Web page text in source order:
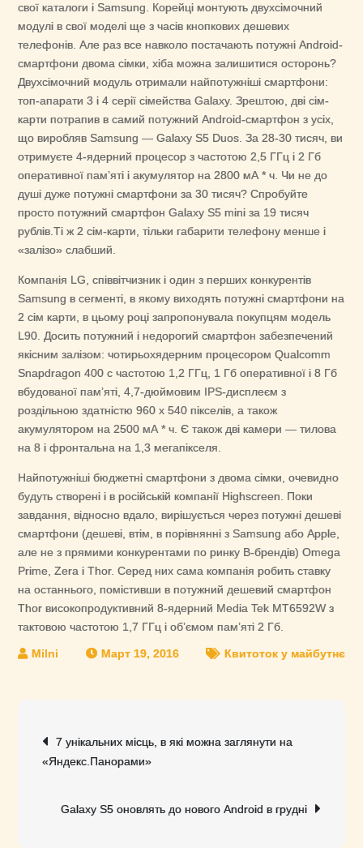
свої каталоги і Samsung. Корейці монтують двухсімочний
модулі в свої моделі ще з часів кнопкових дешевих
телефонів. Але раз все навколо постачають потужні Android-
смартфони двома сімки, хіба можна залишитися осторонь?
Двухсімочний модуль отримали найпотужніші смартфони:
топ-апарати 3 і 4 серії сімейства Galaxy. Зрештою, дві сім-
карти потрапив в самий потужний Android-смартфон з усіх,
що виробляв Samsung — Galaxy S5 Duos. За 28-30 тисяч, ви
отримуєте 4-ядерний процесор з частотою 2,5 ГГц і 2 Гб
оперативної пам’яті і акумулятор на 2800 мА * ч. Чи не до
душі дуже потужні смартфони за 30 тисяч? Спробуйте
просто потужний смартфон Galaxy S5 mini за 19 тисяч
рублів.Ті ж 2 сім-карти, тільки габарити телефону менше і
«залізо» слабший.
Компанія LG, співвітчизник і один з перших конкурентів
Samsung в сегменті, в якому виходять потужні смартфони на
2 сім карти, в цьому році запропонувала покупцям модель
L90. Досить потужний і недорогий смартфон забезпечений
якісним залізом: чотирьохядерним процесором Qualcomm
Snapdragon 400 c частотою 1,2 ГГц, 1 Гб оперативної і 8 Гб
вбудованої пам’яті, 4,7-дюймовим IPS-дисплеєм з
роздільною здатністю 960 x 540 пікселів, а також
акумулятором на 2500 мА * ч. Є також дві камери — тилова
на 8 і фронтальна на 1,3 мегапікселя.
Найпотужніші бюджетні смартфони з двома сімки, очевидно
будуть створені і в російській компанії Highscreen. Поки
завдання, відносно вдало, вирішується через потужні дешеві
смартфони (дешеві, втім, в порівнянні з Samsung або Apple,
але не з прямими конкурентами по ринку B-брендів) Omega
Prime, Zera і Thor. Серед них сама компанія робить ставку
на останнього, помістивши в потужний дешевий смартфон
Thor високопродуктивний 8-ядерний Media Tek MT6592W з
тактовою частотою 1,7 ГГц і об’ємом пам’яті 2 Гб.
Март 19, 2016 Квитоток у майбутнє
Навигация
по
7 унікальних місць, в які можна заглянути на
«Яндекс.Панорами»
Galaxy S5 оновлять до нового Android в грудні